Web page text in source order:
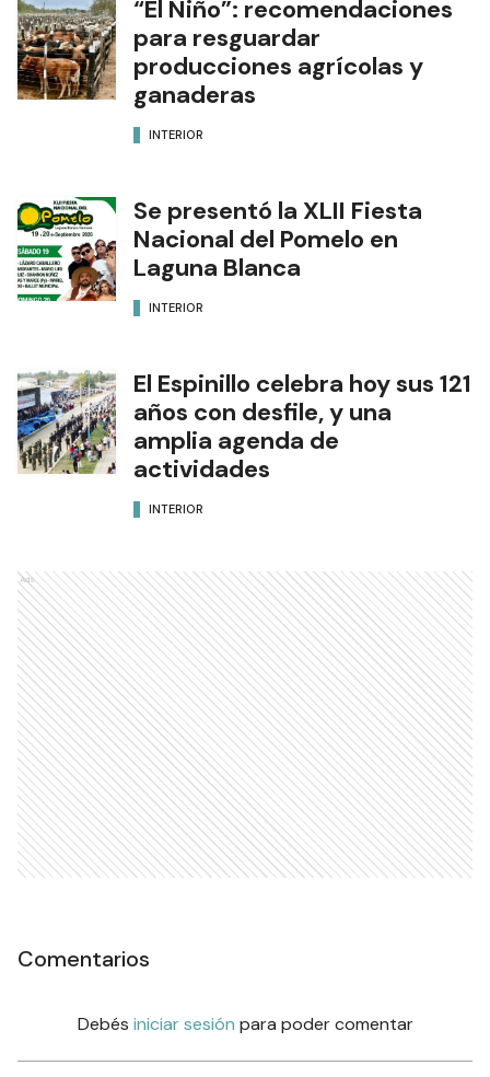
“El Niño”: recomendaciones
para resguardar
producciones agrícolas y
ganaderas
Se presentó la XLII Fiesta
Nacional del Pomelo en
Laguna Blanca
El Espinillo celebra hoy sus 121
años con desfile, y una
amplia agenda de
actividades
Ads